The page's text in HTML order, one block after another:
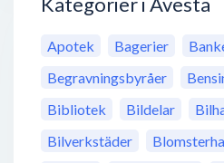
Apotek Bagerier
Begravningsbyråer
Bibliotek
Bildelar
Bilverkstäder